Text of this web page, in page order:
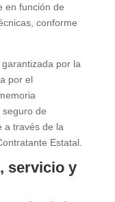
en función de
conforme
por la
por el
seguro de
a través de la
Estatal.
servicio y